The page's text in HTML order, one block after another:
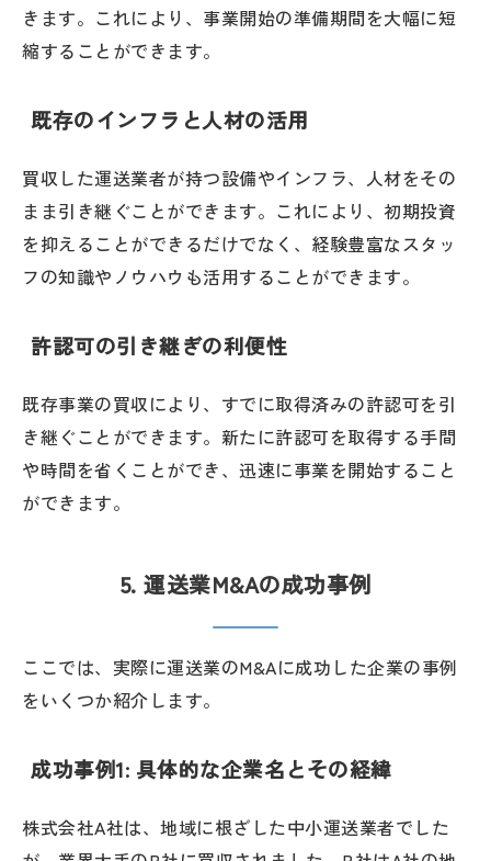
きます。これにより、事業開始の準備期間を大幅に短
縮することができます。
既存のインフラと人材の活用
買収した運送業者が持つ設備やインフラ、人材をその
まま引き継ぐことができます。これにより、初期投資
を抑えることができるだけでなく、経験豊富なスタッ
フの知識やノウハウも活用することができます。
許認可の引き継ぎの利便性
既存事業の買収により、すでに取得済みの許認可を引
き継ぐことができます。新たに許認可を取得する手間
や時間を省くことができ、迅速に事業を開始すること
ができます。
5. 運送業M&Aの成功事例
ここでは、実際に運送業のM&Aに成功した企業の事例
をいくつか紹介します。
成功事例1: 具体的な企業名とその経緯
株式会社A社は、地域に根ざした中小運送業者でした